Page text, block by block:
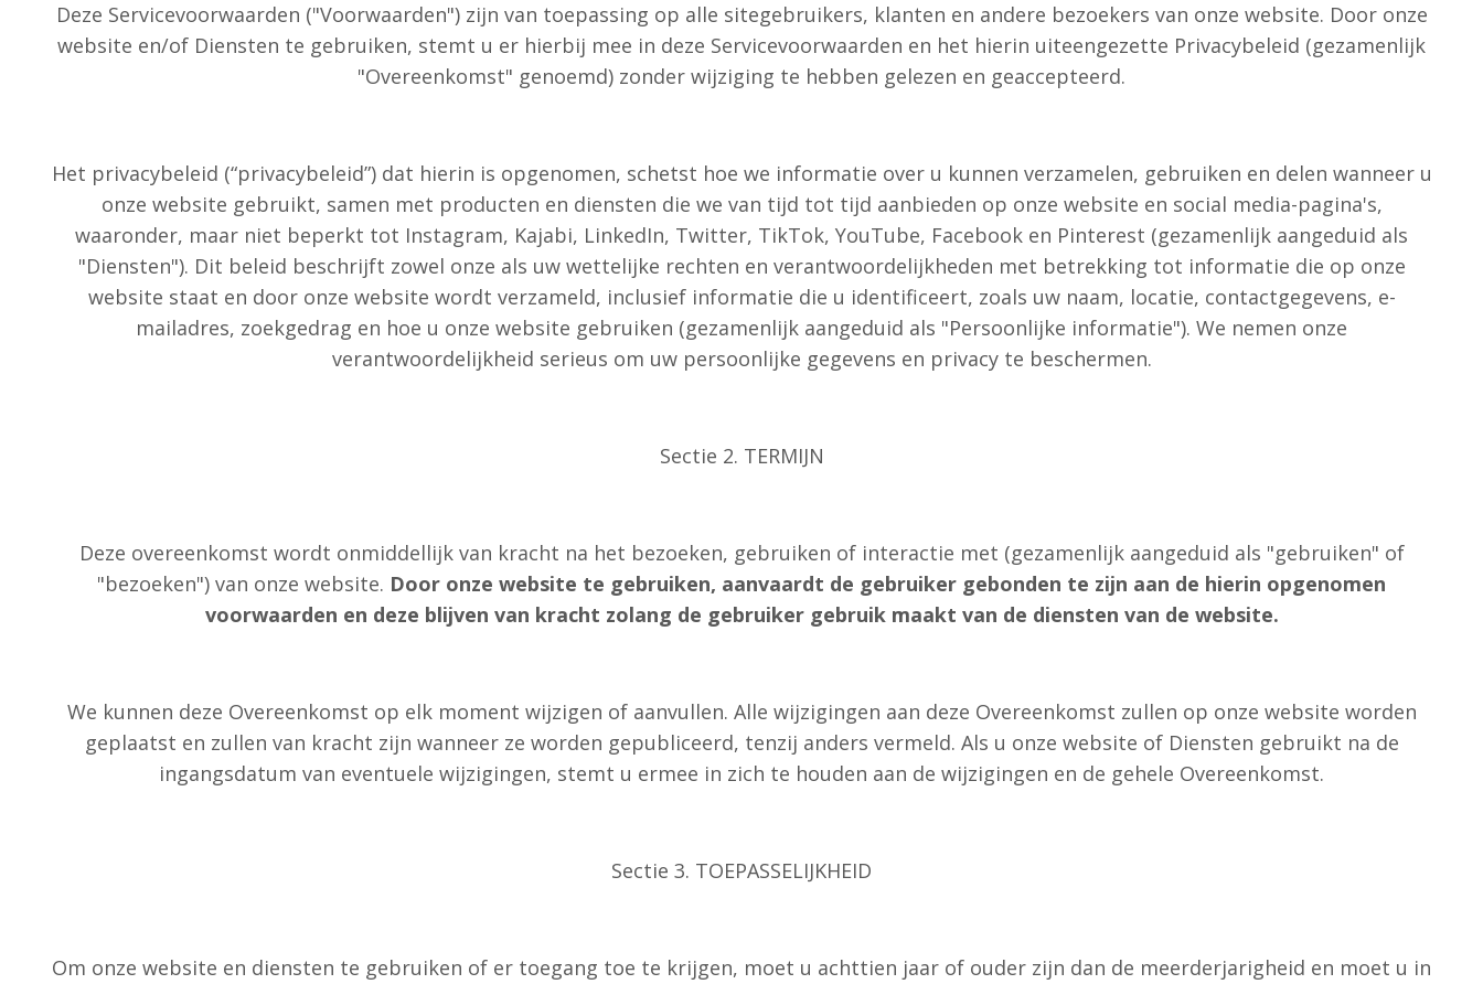
Deze Servicevoorwaarden ("Voorwaarden") zijn van toepassing op alle sitegebruikers, klanten en andere bezoekers van onze website. Door onze
website en/of Diensten te gebruiken, stemt u er hierbij mee in deze Servicevoorwaarden en het hierin uiteengezette Privacybeleid (gezamenlijk
"Overeenkomst" genoemd) zonder wijziging te hebben gelezen en geaccepteerd.
Het privacybeleid (“privacybeleid”) dat hierin is opgenomen, schetst hoe we informatie over u kunnen verzamelen, gebruiken en delen wanneer u
onze website gebruikt, samen met producten en diensten die we van tijd tot tijd aanbieden op onze website en social media-pagina's,
waaronder, maar niet beperkt tot Instagram, Kajabi, LinkedIn, Twitter, TikTok, YouTube, Facebook en Pinterest (gezamenlijk aangeduid als
"Diensten"). Dit beleid beschrijft zowel onze als uw wettelijke rechten en verantwoordelijkheden met betrekking tot informatie die op onze
website staat en door onze website wordt verzameld, inclusief informatie die u identificeert, zoals uw naam, locatie, contactgegevens, e-
mailadres, zoekgedrag en hoe u onze website gebruiken (gezamenlijk aangeduid als "Persoonlijke informatie"). We nemen onze
verantwoordelijkheid serieus om uw persoonlijke gegevens en privacy te beschermen.
Sectie 2. TERMIJN
Deze overeenkomst wordt onmiddellijk van kracht na het bezoeken, gebruiken of interactie met (gezamenlijk aangeduid als "gebruiken" of
"bezoeken") van onze website. Door onze website te gebruiken, aanvaardt de gebruiker gebonden te zijn aan de hierin opgenomen
voorwaarden en deze blijven van kracht zolang de gebruiker gebruik maakt van de diensten van de website.
We kunnen deze Overeenkomst op elk moment wijzigen of aanvullen. Alle wijzigingen aan deze Overeenkomst zullen op onze website worden
geplaatst en zullen van kracht zijn wanneer ze worden gepubliceerd, tenzij anders vermeld. Als u onze website of Diensten gebruikt na de
ingangsdatum van eventuele wijzigingen, stemt u ermee in zich te houden aan de wijzigingen en de gehele Overeenkomst.
Sectie 3. TOEPASSELIJKHEID
Om onze website en diensten te gebruiken of er toegang toe te krijgen, moet u achttien jaar of ouder zijn dan de meerderjarigheid en moet u in